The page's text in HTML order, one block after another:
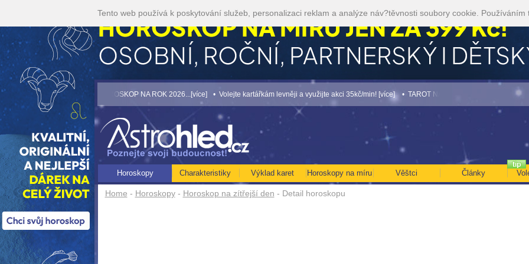
Home - Horoskopy- Horoskop na zítřejší den - Detail horoskopu
Horoskopy Charakteristiky Výklad karet Horoskopy na míru Věštci Články
• NEJVĚTŠÍ ROČNÍ HOROSKOP NA ROK 2026...[více] • Volejte kartářkám levněji a využijte akci 35kč/min! [více] • TAROT NA SRPEN ZA 49,-KČ... [více] •
Tento web používá k poskytování služeb, personalizaci reklam a analýze náv?těvnosti soubory cookie. Používáním